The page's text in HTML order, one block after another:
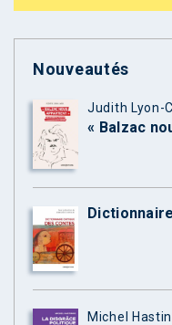
Nouveautés
Judith Lyon-
« Balzac
Michel